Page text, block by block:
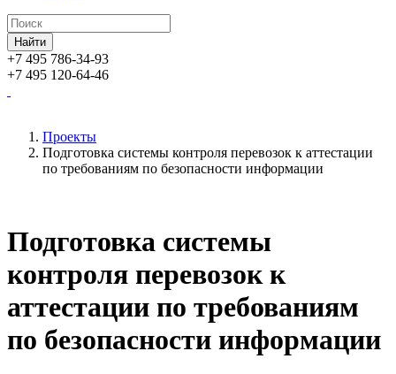
+7 495 786-34-93
+7 495 120-64-46
Проекты
Подготовка системы контроля перевозок к аттестации
по требованиям по безопасности информации
Подготовка системы
контроля перевозок к
аттестации по требованиям
по безопасности информации